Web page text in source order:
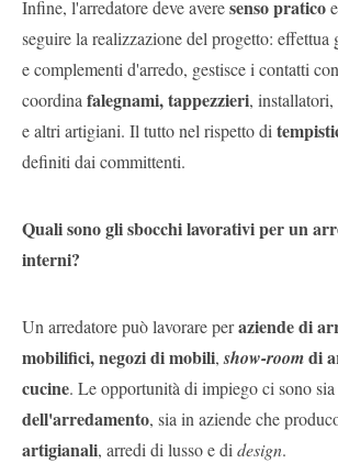
Infine, l'arredatore deve averesenso pratico
seguire la realizzazione del progetto: effettua
e complementi d'arredo, gestisce i contatti
coordina falegnami, tappezzieri,
e altri artigiani. Il tutto nel rispetto di
definiti dai committenti.
Quali sono gli sbocchi lavorativi per un
interni?
Un arredatore può lavorare peraziende di
mobilifici, negozi di mobili, show-roomdi
cucine. Le opportunità di impiego ci sono
dell'arredamento, sia in aziende che
artigianali, arredi di lusso e di design.